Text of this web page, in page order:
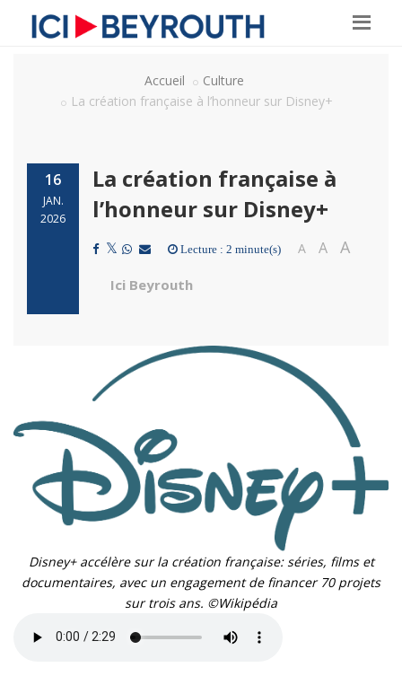
Accueil
Culture
La création française à l’honneur sur Disney+
16
JAN.
2026
La création française à
l’honneur sur Disney+
Lecture : 2 minute(s) A A A
Ici Beyrouth
Disney+ accélère sur la création française: séries, films et
documentaires, avec un engagement de financer 70 projets
sur trois ans. ©Wikipédia